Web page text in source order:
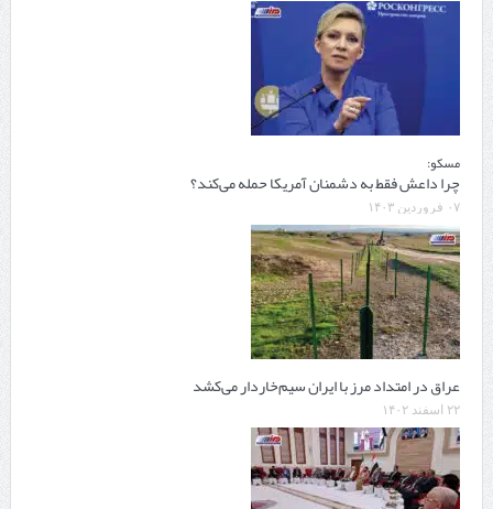
مسکو:
چرا داعش فقط به دشمنان آمریکا حمله می‌کند؟
۰۷ فروردین ۱۴۰۳
عراق در امتداد مرز با ایران سیم‌خاردار می‌کشد
۲۲ اسفند ۱۴۰۲